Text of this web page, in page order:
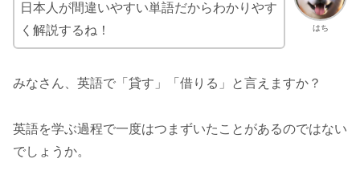
はち
日本人が間違いやすい単語だからわかりやす
く解説するね！
みなさん、英語で「貸す」「借りる」と言えますか？
英語を学ぶ過程で一度はつまずいたことがあるのではない
でしょうか。